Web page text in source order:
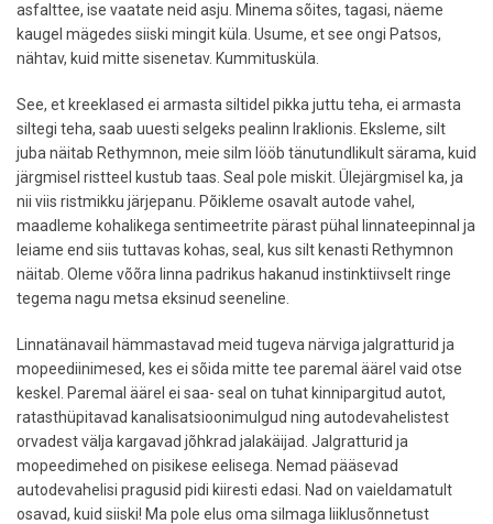
asfalttee, ise vaatate neid asju. Minema sõites, tagasi, näeme
kaugel mägedes siiski mingit küla. Usume, et see ongi Patsos,
nähtav, kuid mitte sisenetav. Kummitusküla.
See, et kreeklased ei armasta siltidel pikka juttu teha, ei armasta
siltegi teha, saab uuesti selgeks pealinn Iraklionis. Eksleme, silt
juba näitab Rethymnon, meie silm lööb tänutundlikult särama, kuid
järgmisel ristteel kustub taas. Seal pole miskit. Ülejärgmisel ka, ja
nii viis ristmikku järjepanu. Põikleme osavalt autode vahel,
maadleme kohalikega sentimeetrite pärast pühal linnateepinnal ja
leiame end siis tuttavas kohas, seal, kus silt kenasti Rethymnon
näitab. Oleme võõra linna padrikus hakanud instinktiivselt ringe
tegema nagu metsa eksinud seeneline.
Linnatänavail hämmastavad meid tugeva närviga jalgratturid ja
mopeediinimesed, kes ei sõida mitte tee paremal äärel vaid otse
keskel. Paremal äärel ei saa- seal on tuhat kinnipargitud autot,
ratasthüpitavad kanalisatsioonimulgud ning autodevahelistest
orvadest välja kargavad jõhkrad jalakäijad. Jalgratturid ja
mopeedimehed on pisikese eelisega. Nemad pääsevad
autodevahelisi pragusid pidi kiiresti edasi. Nad on vaieldamatult
osavad, kuid siiski! Ma pole elus oma silmaga liiklusõnnetust